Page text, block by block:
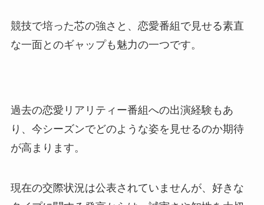
競技で培った芯の強さと、恋愛番組で見せる素直
な一面とのギャップも魅力の一つです。
過去の恋愛リアリティー番組への出演経験もあ
り、今シーズンでどのような姿を見せるのか期待
が高まります。
現在の交際状況は公表されていませんが、好きな